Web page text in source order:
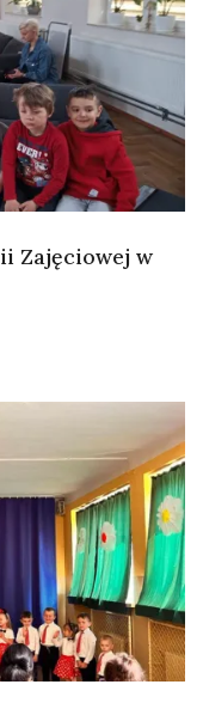
Zajęciowej w